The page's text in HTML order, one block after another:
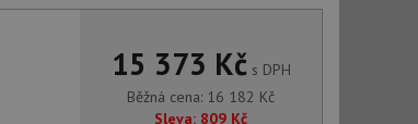
15 373 Kčs DPH
Běžná cena: 16 182 Kč
Sleva: 809 Kč